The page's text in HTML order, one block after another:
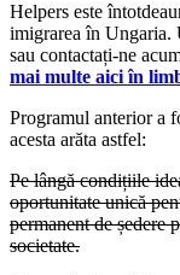
Helpers este
imigrarea în Ungaria.
sau contactați-ne
mai multe aici în
Programul anterior a
acesta arăta astfel:
Pe lângă condițiile
oportunitate unică
permanent de ședere
societate.